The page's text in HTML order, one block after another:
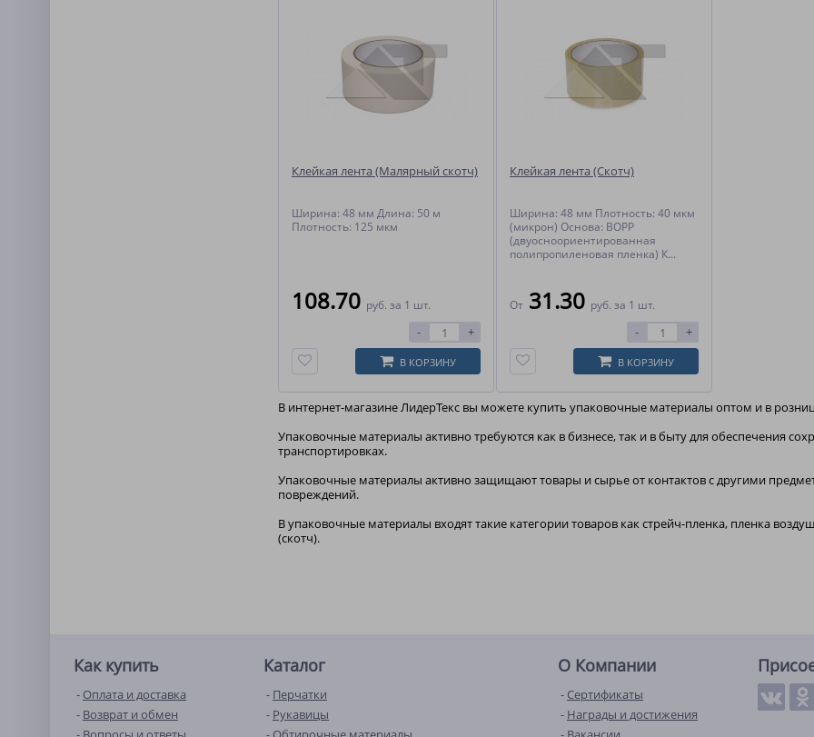
Клейкая лента (Малярный скотч)
Ширина: 48 мм Длина: 50 м
Плотность: 125 мкм
108.70 руб. за 1 шт.
- +
В КОРЗИНУ
Клейкая лента (Скотч)
Ширина: 48 мм Плотность: 40 мкм
(микрон) Основа: ВОРР
(двуосноориентированная
полипропиленовая пленка) К...
От 31.30 руб. за 1 шт.
- +
В КОРЗИНУ
В интернет-магазине ЛидерТекс вы можете купить упаковочные материалы оптом и в
Упаковочные материалы активно требуются как в бизнесе, так и в быту для обеспечения
транспортировках.
Упаковочные материалы активно защищают товары и сырье от контактов с другими
повреждений.
В упаковочные материалы входят такие категории товаров как стрейч-пленка, пленка
(скотч).
Как купить
Оплата и доставка
Возврат и обмен
Каталог
Перчатки
Рукавицы
О Компании
Сертификаты
Награды и достижения